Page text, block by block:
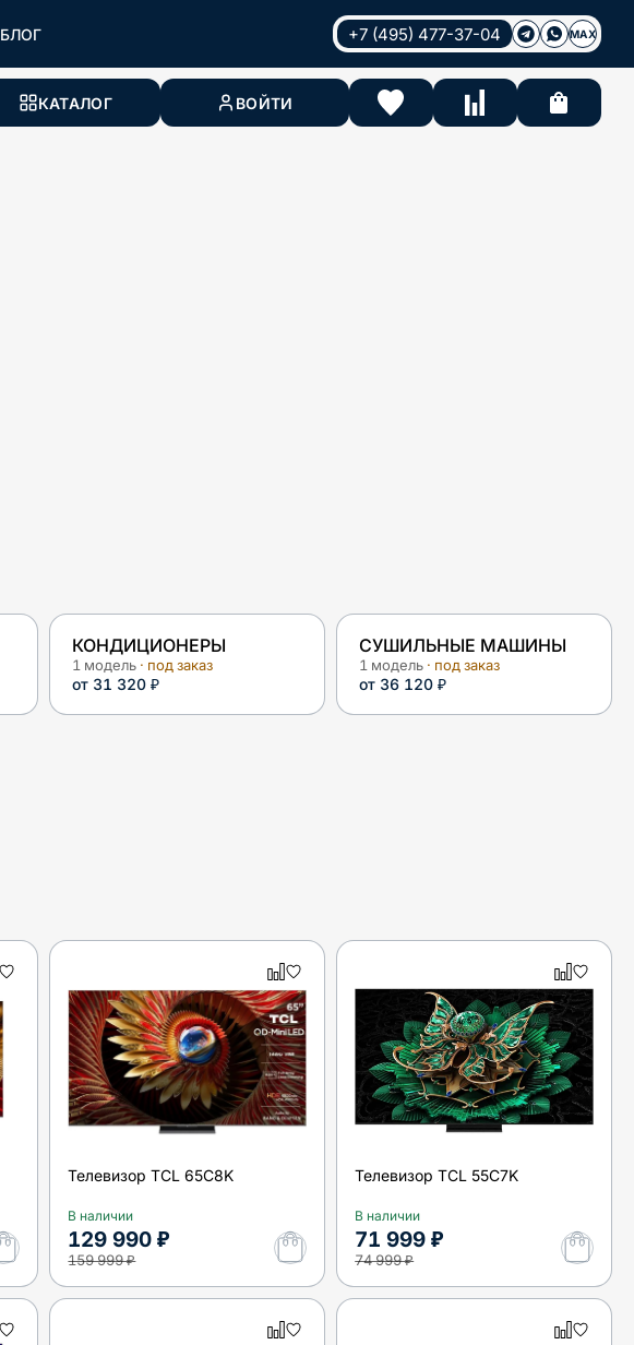
БЛОГ +7 (495) 477-37-04 MAX
КАТАЛОГ ВОЙТИ
КОНДИЦИОНЕРЫ
1 модель · под заказ
от 31 320 ₽
СУШИЛЬНЫЕ МАШИНЫ
1 модель · под заказ
от 36 120 ₽
Телевизор TCL 65C8K
В наличии
129 990 ₽
159 999 ₽
Телевизор TCL 55C7K
В наличии
71 999 ₽
74 999 ₽